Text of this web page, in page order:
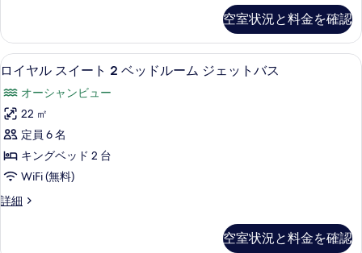
写
真
を
表
示
す
る
て
の
写
真
を
表
示
す
る
細
2
ベ
ッ
ド
ル
ー
ム
プ
ラ
ス
ス
イ
ト
2
ッ
ド
ル
ー
ム
空室状況と料金を確認
ロ
ヤ
ル
ス
イ
ー
ト
ベ
ピロートップベッド、ミニバー、セ
24
ロイヤル スイート 2 ベッドルーム ジェットバス
オーシャンビュー
22 ㎡
定員 6 名
キングベッド 2 台
WiFi (無料)
詳細
ロ
空室状況と料金を確認